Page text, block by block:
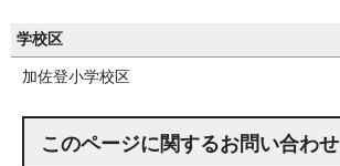
学校区
加佐登小学校区
このページに関するお問い合わせ